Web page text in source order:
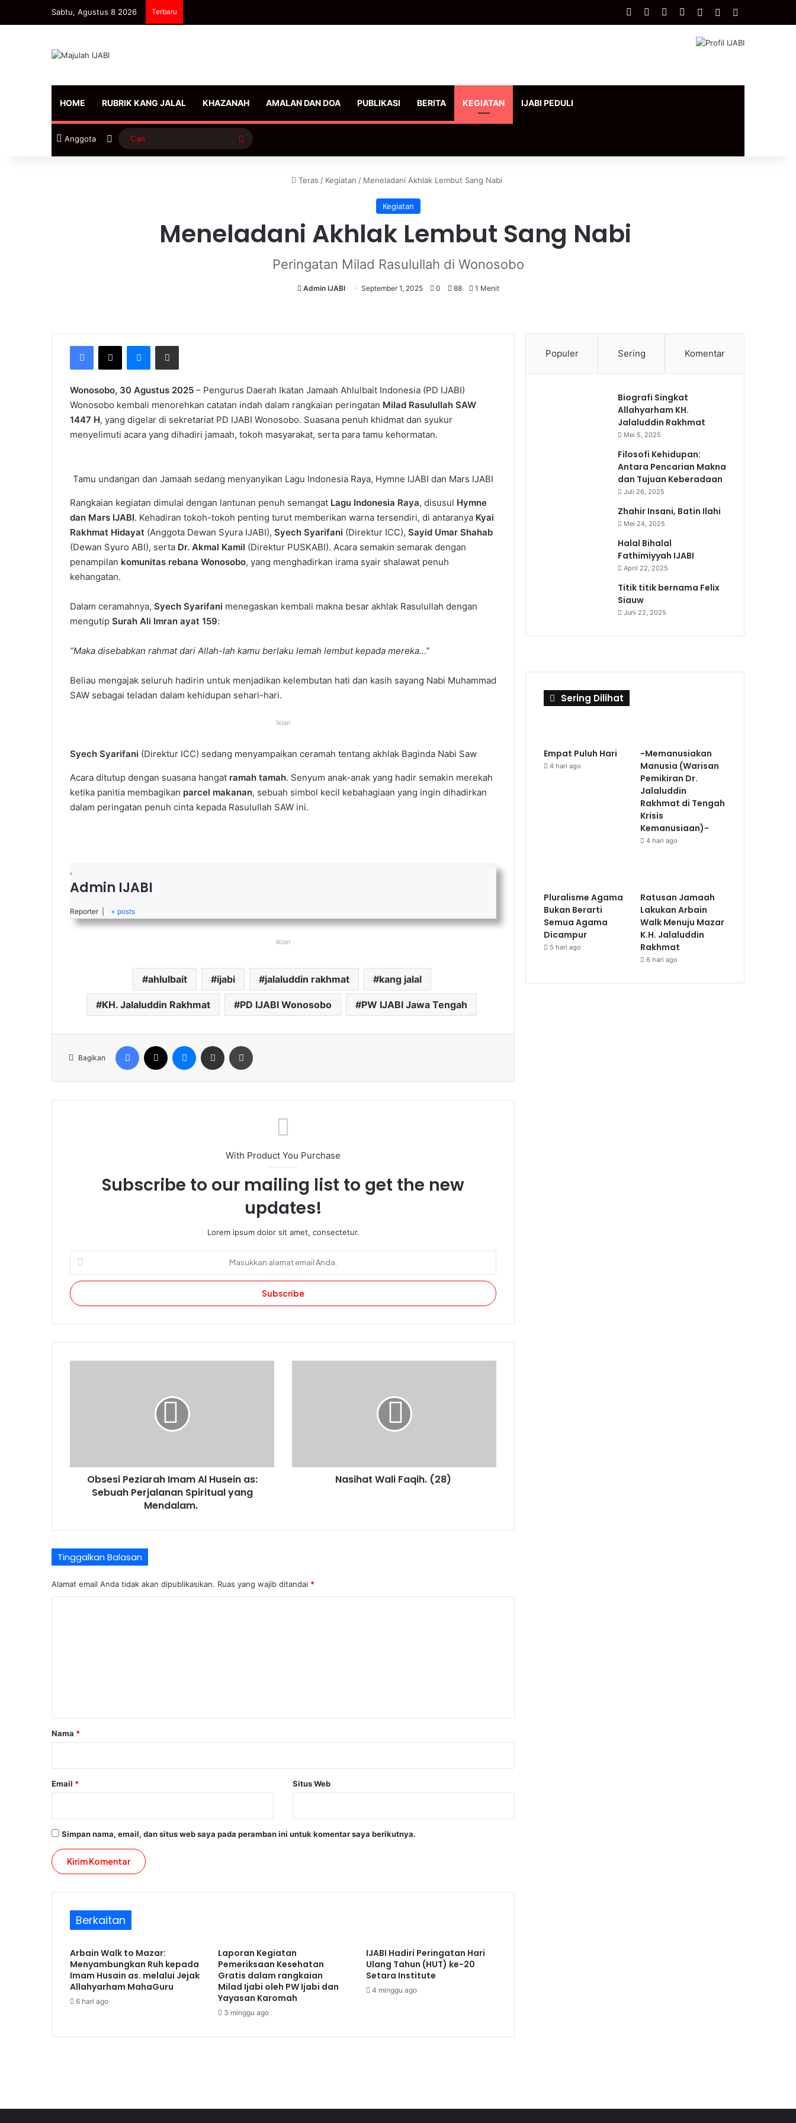
Sabtu, Agustus 8 2026 Terbaru Facebook YouTubeInstagram
Log InArtikel Acak
HOME RUBRIK KANG JALAL KHAZANAH AMALAN DAN DOA PUBLIKASI BERITA KEGIATAN IJABI PEDULI
Anggota Sidebar Cari
Teras / Kegiatan / Meneladani Akhlak Lembut Sang Nabi
Kegiatan
Meneladani Akhlak Lembut Sang Nabi
Peringatan Milad Rasulullah di Wonosobo
Admin IJABI September 1, 2025 0 88 1 Menit
Facebook
X Messenger
Share via Email
Wonosobo, 30 Agustus 2025 – Pengurus Daerah Ikatan Jamaah Ahlulbait Indonesia (PD IJABI)
Wonosobo kembali menorehkan catatan indah dalam rangkaian peringatan Milad Rasulullah SAW
1447 H, yang digelar di sekretariat PD IJABI Wonosobo. Suasana penuh khidmat dan syukur
menyelimuti acara yang dihadiri jamaah, tokoh masyarakat, serta para tamu kehormatan.
Tamu undangan dan Jamaah sedang menyanyikan Lagu Indonesia Raya, Hymne IJABI dan Mars IJABI
Rangkaian kegiatan dimulai dengan lantunan penuh semangat Lagu Indonesia Raya, disusul Hymne
dan Mars IJABI. Kehadiran tokoh-tokoh penting turut memberikan warna tersendiri, di antaranya Kyai
Rakhmat Hidayat (Anggota Dewan Syura IJABI), Syech Syarifani (Direktur ICC), Sayid Umar Shahab
(Dewan Syuro ABI), serta Dr. Akmal Kamil (Direktur PUSKABI). Acara semakin semarak dengan
penampilan komunitas rebana Wonosobo, yang menghadirkan irama syair shalawat penuh
kehangatan.
Dalam ceramahnya, Syech Syarifani menegaskan kembali makna besar akhlak Rasulullah dengan
mengutip Surah Ali Imran ayat 159:
“Maka disebabkan rahmat dari Allah-lah kamu berlaku lemah lembut kepada mereka…”
Beliau mengajak seluruh hadirin untuk menjadikan kelembutan hati dan kasih sayang Nabi Muhammad
SAW sebagai teladan dalam kehidupan sehari-hari.
iklan
Syech Syarifani (Direktur ICC) sedang menyampaikan ceramah tentang akhlak Baginda Nabi Saw
Acara ditutup dengan suasana hangat ramah tamah. Senyum anak-anak yang hadir semakin merekah
ketika panitia membagikan parcel makanan, sebuah simbol kecil kebahagiaan yang ingin dihadirkan
dalam peringatan penuh cinta kepada Rasulullah SAW ini.
Admin IJABI
Reporter + posts
Iklan
ahlulbait ijabi jalaluddin rakhmat kang jalal
KH. Jalaluddin Rakhmat PD IJABI Wonosobo PW IJABI Jawa Tengah
Bagikan
Facebook Messenger
Share via Email
With Product You Purchase
Subscribe to our mailing list to get the new
updates!
Lorem ipsum dolor sit amet, consectetur.
alamat
email
Anda.
Spiritual
Mendalam.
Obsesi Peziarah Imam Al Husein as:
Sebuah Perjalanan Spiritual yang
Mendalam.
Nasihat Wali Faqih. (28)
Tinggalkan Balasan
Alamat email Anda tidak akan dipublikasikan. Ruas yang wajib ditandai *
rNama *
Email * Situs Web
Simpan nama, email, dan situs web saya pada peramban ini untuk komentar saya berikutnya.
Berkaitan
Arbain Walk to Mazar:
Menyambungkan Ruh kepada
Imam Husain as. melalui Jejak
Allahyarham MahaGuru
6 hari ago
Laporan Kegiatan
Pemeriksaan Kesehatan
Gratis dalam rangkaian
Milad Ijabi oleh PW Ijabi dan
Yayasan Karomah
3 minggu ago
IJABI Hadiri Peringatan Hari
Ulang Tahun (HUT) ke-20
Setara Institute
4 minggu ago
Populer Sering Komentar
Biografi Singkat
Allahyarham KH.
Jalaluddin Rakhmat
Mei 5, 2025
Filosofi Kehidupan:
Antara Pencarian Makna
dan Tujuan Keberadaan
Juli 26, 2025
Zhahir Insani, Batin Ilahi
Mei 24, 2025
Halal Bihalal
Fathimiyyah IJABI
April 22, 2025
Titik titik bernama Felix
Siauw
Juni 22, 2025
Sering Dilihat
Empat Puluh Hari
4 hari ago
-Memanusiakan
Manusia (Warisan
Pemikiran Dr.
Jalaluddin
Rakhmat di Tengah
Krisis
Kemanusiaan)-
4 hari ago
Pluralisme Agama
Bukan Berarti
Semua Agama
Dicampur
5 hari ago
Ratusan Jamaah
Lakukan Arbain
Walk Menuju Mazar
K.H. Jalaluddin
Rakhmat
6 hari ago